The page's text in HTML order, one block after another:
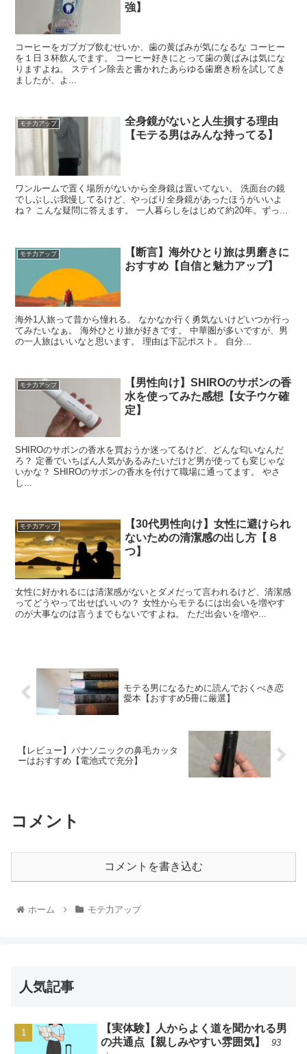
強】
コーヒーをガブガブ飲むせいか、歯の黄ばみが気になるな コーヒー
を１日３杯飲んでます。 コーヒー好きにとって歯の黄ばみは気にな
りますよね。 ステイン除去と書かれたあらゆる歯磨き粉を試してき
ましたが、よ...
モテ力アップ
全身鏡がないと人生損する理由
【モテる男はみんな持ってる】
ワンルームで置く場所がないから全身鏡は置いてない。 洗面台の鏡
でしぶしぶ我慢してるけど、やっぱり全身鏡があったほうがいいよ
ね？ こんな疑問に答えます。 一人暮らしをはじめて約20年。ずっ...
モテ力アップ
【断言】海外ひとり旅は男磨きに
おすすめ【自信と魅力アップ】
海外1人旅って昔から憧れる。 なかなか行く勇気ないけどいつか行っ
てみたいなぁ。 海外ひとり旅が好きです。 中華圏が多いですが、男
の一人旅はいいなと思います。 理由は下記ポスト。 自分...
モテ力アップ
【男性向け】SHIROのサボンの香
水を使ってみた感想【女子ウケ確
定】
SHIROのサボンの香水を買おうか迷ってるけど、どんな匂いなんだ
ろ？ 定番でいちばん人気があるみたいだけど男が使っても変じゃな
いかな？ SHIROのサボンの香水を付けて職場に通ってます。 やさ
し...
モテ力アップ
【30代男性向け】女性に避けられ
ないための清潔感の出し方【８
つ】
女性に好かれるには清潔感がないとダメだって言われるけど、清潔感
ってどうやって出せばいいの？ 女性からモテるには出会いを増やす
のが大事なのは言うまでもないですよね。 ただ出会いを増や...
モテる男になるために読んでおくべき恋
愛本【おすすめ5冊に厳選】
【レビュー】パナソニックの鼻毛カッタ
ーはおすすめ【電池式で充分】
コメント
コメントを書き込む
ホーム モテ力アップ
人気記事
【実体験】人からよく道を聞かれる男
の共通点【親しみやすい雰囲気】
93